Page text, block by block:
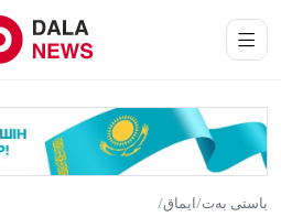
باستى بەت/ايماق/